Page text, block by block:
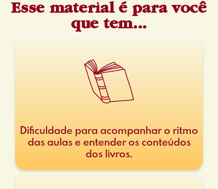
Esse material é para você
que tem...
Dificuldade para acompanhar o ritmo
das aulas e entender os conteúdos
dos livros.